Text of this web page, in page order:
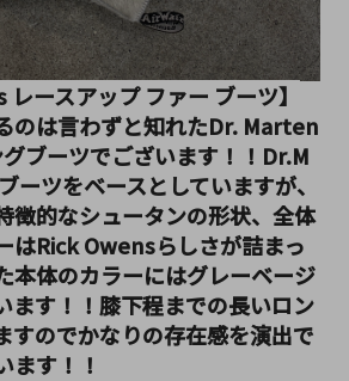
ースアップ ファー ブーツ】
のは言わずと知れたDr. Marten
ブーツでございます！！Dr.M
ツをベースとしていますが、
徴的なシュータンの形状、全体
はRick Owensらしさが詰まっ
本体のカラーにはグレーベージ
ます！！膝下程までの長いロン
すのでかなりの存在感を演出で
ます！！